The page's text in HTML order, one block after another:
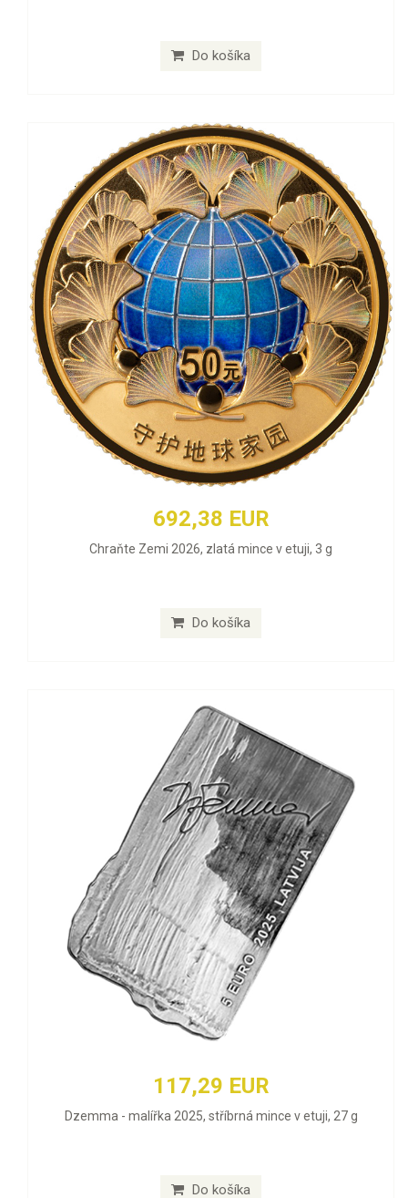
Do košíka
692,38 EUR
Chraňte Zemi 2026, zlatá mince v etuji, 3 g
Do košíka
117,29 EUR
Dzemma - malířka 2025, stříbrná mince v etuji, 27 g
Do košíka